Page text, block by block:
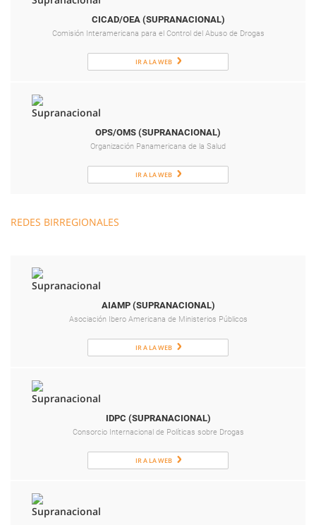
CICAD/OEA (SUPRANACIONAL)
Comisión Interamericana para el Control del Abuso de Drogas
IR A LA WEB
OPS/OMS (SUPRANACIONAL)
Organización Panamericana de la Salud
IR A LA WEB
REDES BIRREGIONALES
AIAMP (SUPRANACIONAL)
Asociación Ibero Americana de Ministerios Públicos
IR A LA WEB
IDPC (SUPRANACIONAL)
Consorcio Internacional de Políticas sobre Drogas
IR A LA WEB